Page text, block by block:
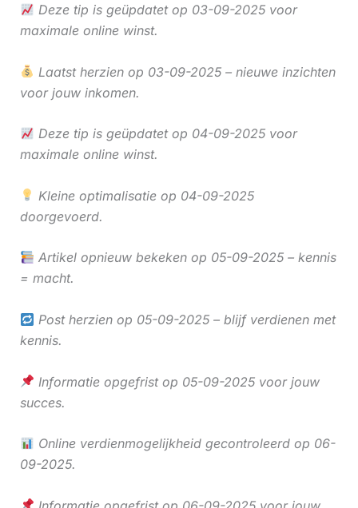
Deze tip is geüpdatet op 03-09-2025 voor
maximale online winst.
Laatst herzien op 03-09-2025 – nieuwe inzichten
voor jouw inkomen.
Deze tip is geüpdatet op 04-09-2025 voor
maximale online winst.
Kleine optimalisatie op 04-09-2025
doorgevoerd.
Artikel opnieuw bekeken op 05-09-2025 – kennis
= macht.
Post herzien op 05-09-2025 – blijf verdienen met
kennis.
Informatie opgefrist op 05-09-2025 voor jouw
succes.
Online verdienmogelijkheid gecontroleerd op 06-
09-2025.